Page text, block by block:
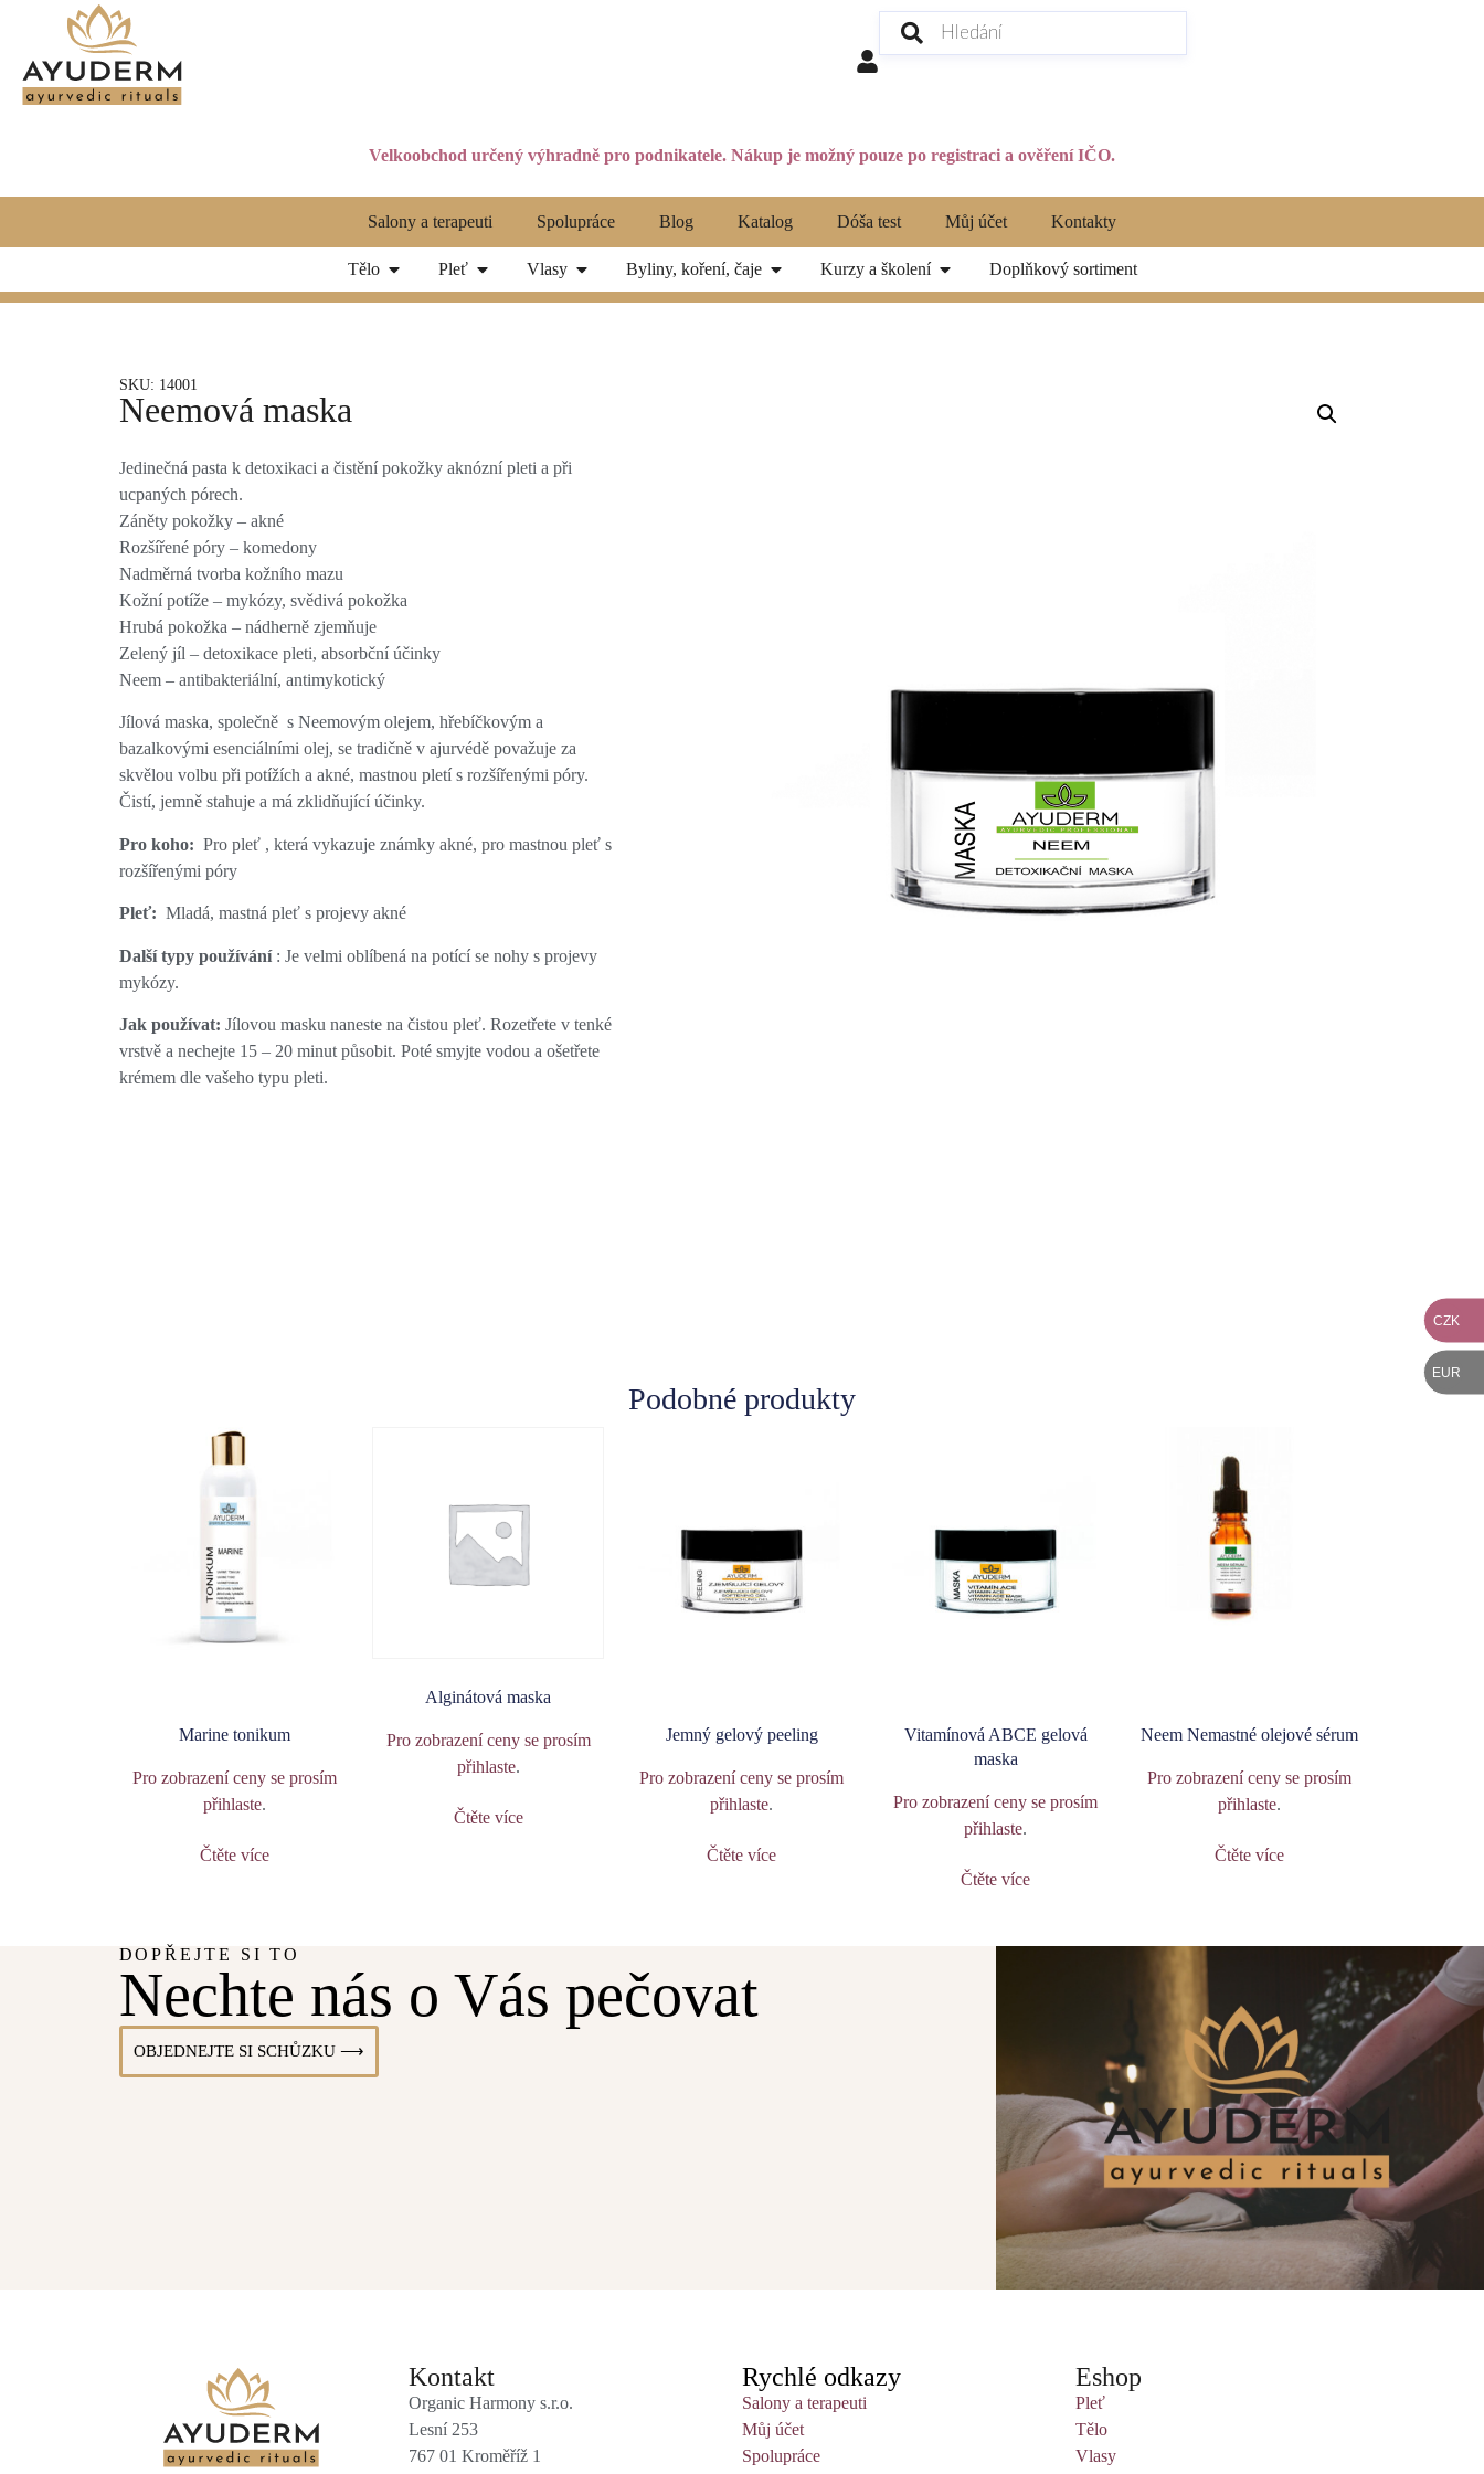
Velkoobchod určený výhradně pro podnikatele. Nákup je možný pouze po registraci a ověření IČO.
Salony a terapeuti Spolupráce Blog Katalog Dóša test Můj účet Kontakty
Tělo Pleť Vlasy Byliny, koření, čaje Kurzy a školení Doplňkový sortiment
SKU: 14001
Neemová maska
Jedinečná pasta k detoxikaci a čistění pokožky aknózní pleti a při
ucpaných pórech.
Záněty pokožky – akné
Rozšířené póry – komedony
Nadměrná tvorba kožního mazu
Kožní potíže – mykózy, svědivá pokožka
Hrubá pokožka – nádherně zjemňuje
Zelený jíl – detoxikace pleti, absorbční účinky
Neem – antibakteriální, antimykotický
Jílová maska, společně s Neemovým olejem, hřebíčkovým a
bazalkovými esenciálními olej, se tradičně v ajurvédě považuje za
skvělou volbu při potížích a akné, mastnou pletí s rozšířenými póry.
Čistí, jemně stahuje a má zklidňující účinky.
Pro koho: Pro pleť , která vykazuje známky akné, pro mastnou pleť s
rozšířenými póry
Pleť: Mladá, mastná pleť s projevy akné
Další typy používání: Je velmi oblíbená na potící se nohy s projevy
mykózy.
Jak používat: Jílovou masku naneste na čistou pleť. Rozetřete v tenké
vrstvě a nechejte 15 – 20 minut působit. Poté smyjte vodou a ošetřete
krémem dle vašeho typu pleti.
Podobné produkty
Marine tonikum
Pro zobrazení ceny se prosím
přihlaste.
Čtěte více
Alginátová maska
Pro zobrazení ceny se prosím
přihlaste.
Čtěte více
Jemný gelový peeling
Pro zobrazení ceny se prosím
přihlaste.
Čtěte více
Vitamínová ABCE gelová
maska
Pro zobrazení ceny se prosím
přihlaste.
Čtěte více
Neem Nemastné olejové sérum
Pro zobrazení ceny se prosím
přihlaste.
Čtěte více
DOPŘEJTE SI TO
Nechte nás o Vás pečovat
OBJEDNEJTE SI SCHŮZKU ⟶
Kontakt
Organic Harmony s.r.o.
Lesní 253
767 01 Kroměříž 1
Rychlé odkazy
Salony a terapeuti
Můj účet
Spolupráce
Eshop
Pleť
Tělo
Vlasy
CZK
EUR